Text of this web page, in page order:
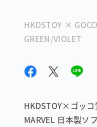
HKDSTOY ×
GREEN/VIOLET
HKDSTOY×ゴッコ
MARVEL 日本製ソ